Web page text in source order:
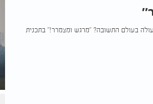
בעולם התשובה? "מרגש ומצמרר!" בתכנית